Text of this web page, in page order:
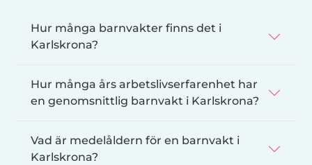
Hur många barnvakter finns det i
Karlskrona?
Hur många års arbetslivserfarenhet har
en genomsnittlig barnvakt i Karlskrona?
Vad är medelåldern för en barnvakt i
Karlskrona?